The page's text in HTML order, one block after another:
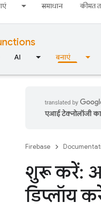
समाधान कीमत
AI बनाएं
एआई टेक्नोलॉजी का
Firebase
शुरू करें:
डिप्लॉय